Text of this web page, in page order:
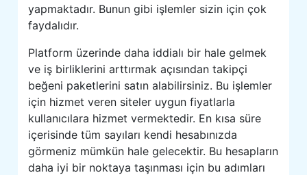
yapmaktadır. Bunun gibi işlemler sizin için çok
faydalıdır.
Platform üzerinde daha iddialı bir hale gelmek
ve iş birliklerini arttırmak açısından takipçi
beğeni paketlerini satın alabilirsiniz. Bu işlemler
için hizmet veren siteler uygun fiyatlarla
kullanıcılara hizmet vermektedir. En kısa süre
içerisinde tüm sayıları kendi hesabınızda
görmeniz mümkün hale gelecektir. Bu hesapların
daha iyi bir noktaya taşınması için bu adımları